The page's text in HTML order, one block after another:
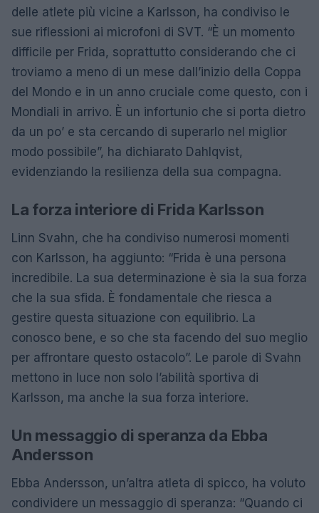
delle atlete più vicine a Karlsson, ha condiviso le
sue riflessioni ai microfoni di SVT. “È un momento
difficile per Frida, soprattutto considerando che ci
troviamo a meno di un mese dall’inizio della Coppa
del Mondo e in un anno cruciale come questo, con i
Mondiali in arrivo. È un infortunio che si porta dietro
da un po’ e sta cercando di superarlo nel miglior
modo possibile”, ha dichiarato Dahlqvist,
evidenziando la resilienza della sua compagna.
La forza interiore di Frida Karlsson
Linn Svahn, che ha condiviso numerosi momenti
con Karlsson, ha aggiunto: “Frida è una persona
incredibile. La sua determinazione è sia la sua forza
che la sua sfida. È fondamentale che riesca a
gestire questa situazione con equilibrio. La
conosco bene, e so che sta facendo del suo meglio
per affrontare questo ostacolo”. Le parole di Svahn
mettono in luce non solo l’abilità sportiva di
Karlsson, ma anche la sua forza interiore.
Un messaggio di speranza da Ebba
Andersson
Ebba Andersson, un’altra atleta di spicco, ha voluto
condividere un messaggio di speranza: “Quando ci